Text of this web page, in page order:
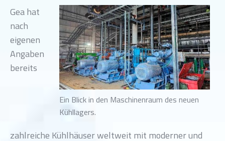
Ein Blick in den Maschinenraum des neuen
Kühllagers.
Gea hat
nach
eigenen
Angaben
bereits
zahlreiche Kühlhäuser weltweit mit moderner und